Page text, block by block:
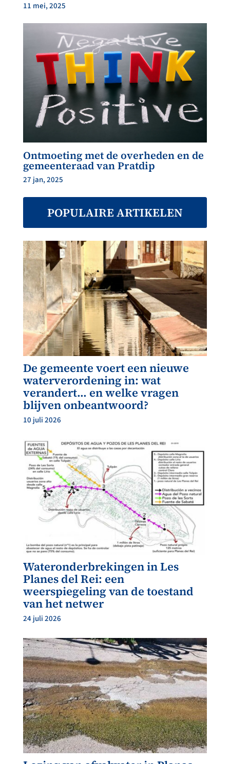
11 mei, 2025
Ontmoeting met de overheden en de
gemeenteraad van Pratdip
27 jan, 2025
POPULAIRE ARTIKELEN
De gemeente voert een nieuwe
waterverordening in: wat
verandert… en welke vragen
blijven onbeantwoord?
10 juli 2026
Wateronderbrekingen in Les
Planes del Rei: een
weerspiegeling van de toestand
van het netwer
24 juli 2026